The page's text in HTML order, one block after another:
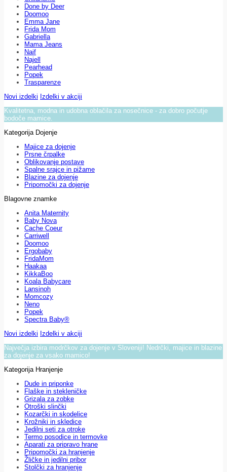
Done by Deer
Doomoo
Emma Jane
Frida Mom
Gabriella
Mama Jeans
Naif
Najell
Pearhead
Popek
Trasparenze
Novi izdelki Izdelki v akciji
Kvalitetna, modna in udobna oblačila za nosečnice - za dobro počutje
bodoče mamice.
Kategorija Dojenje
Majice za dojenje
Prsne črpalke
Oblikovanje postave
Spalne srajce in pižame
Blazine za dojenje
Pripomočki za dojenje
Blagovne znamke
Anita Maternity
Baby Nova
Cache Coeur
Carriwell
Doomoo
Ergobaby
FridaMom
Haakaa
KikkaBoo
Koala Babycare
Lansinoh
Momcozy
Neno
Popek
Spectra Baby®
Novi izdelki Izdelki v akciji
Največja izbira modrčkov za dojenje v Sloveniji! Nedrčki, majice in blazine
za dojenje za vsako mamico!
Kategorija Hranjenje
Dude in priponke
Flaške in stekleničke
Grizala za zobke
Otroški slinčki
Kozarčki in skodelice
Krožniki in skledice
Jedilni seti za otroke
Termo posodice in termovke
Aparati za pripravo hrane
Pripomočki za hranjenje
Žličke in jedilni pribor
Stolčki za hranjenje